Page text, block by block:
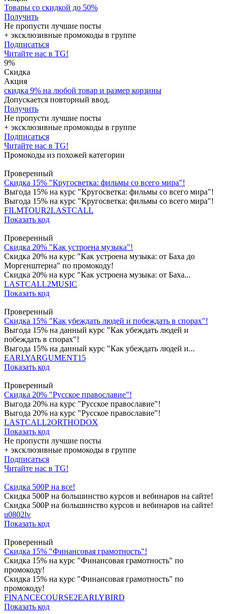
Товары со скидкой до 50%
Получить
Не пропусти лучшие посты
+ эксклюзивные промокоды в группе
Подписаться
Читайте нас в TG!
9%
Скидка
Акция
скидка 9% на любой товар и размер корзины
Допускается повторный ввод.
Получить
Не пропусти лучшие посты
+ эксклюзивные промокоды в группе
Подписаться
Читайте нас в TG!
Промокоды из похожей категории
Проверенный
Скидка 15% "Кругосветка: фильмы со всего мира"!
Выгода 15% на курс "Кругосветка: фильмы со всего мира"!
Выгода 15% на курс "Кругосветка: фильмы со всего мира"!
FILMTOUR2LASTCALL
Показать код
Проверенный
Скидка 20% "Как устроена музыка"!
Скидка 20% на курс "Как устроена музыка: от Баха до
Моргенштерна" по промокоду!
Скидка 20% на курс "Как устроена музыка: от Баха...
LASTCALL2MUSIC
Показать код
Проверенный
Скидка 15% "Как убеждать людей и побеждать в спорах"!
Выгода 15% на данный курс "Как убеждать людей и
побеждать в спорах"!
Выгода 15% на данный курс "Как убеждать людей и...
EARLYARGUMENT15
Показать код
Проверенный
Скидка 20% "Русское православие"!
Выгода 20% на курс "Русское православие"!
Выгода 20% на курс "Русское православие"!
LASTCALL2ORTHODOX
Показать код
Не пропусти лучшие посты
+ эксклюзивные промокоды в группе
Подписаться
Читайте нас в TG!
Скидка 500Р на все!
Скидка 500Р на большинство курсов и вебинаров на сайте!
Скидка 500Р на большинство курсов и вебинаров на сайте!
u0802lv
Показать код
Проверенный
Скидка 15% "Финансовая грамотность"!
Скидка 15% на курс "Финансовая грамотность" по
промокоду!
Скидка 15% на курс "Финансовая грамотность" по
промокоду!
FINANCECOURSE2EARLYBIRD
Показать код